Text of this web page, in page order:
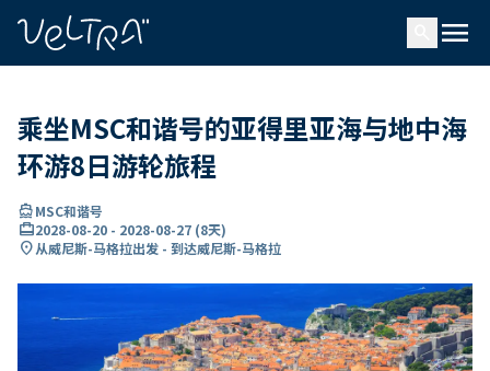
menu
乘坐MSC和谐号的亚得里亚海与地中海
环游8日游轮旅程
directions_boatMSC和谐号
card_travel2028-08-20 - 2028-08-27 (8天)
location_on从威尼斯-马格拉出发 - 到达威尼斯-马格拉